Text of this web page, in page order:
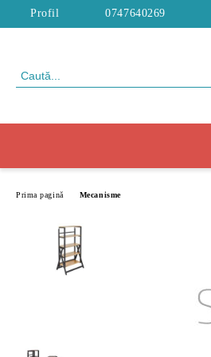
Profil 0747640269
Prima pagină Mecanisme